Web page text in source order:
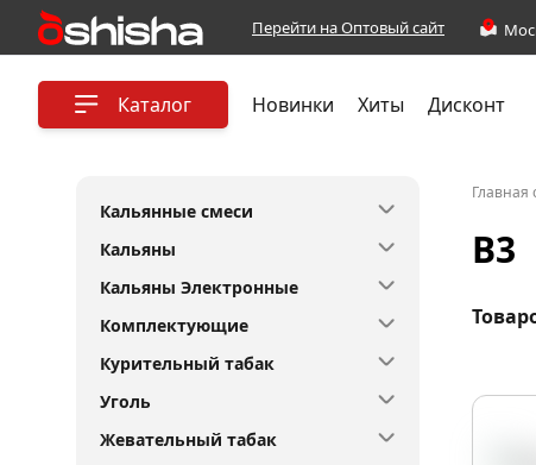
Перейти на Оптовый сайт
Каталог Новинки Хиты Дисконт
Кальянные смеси
Кальяны
Кальяны Электронные
Комплектующие
Курительный табак
Уголь
Жевательный табак
Главная
B3